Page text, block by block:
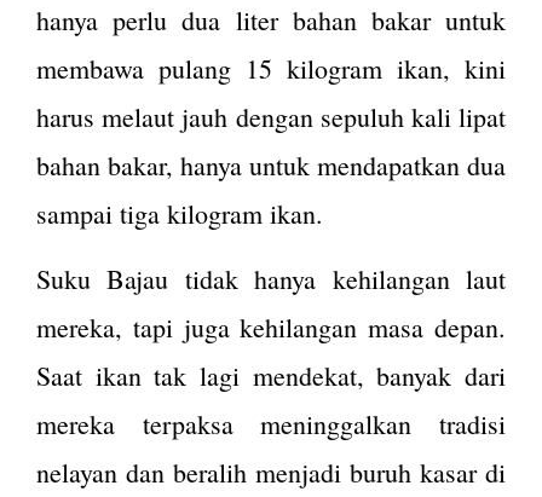
hanya perlu dua liter bahan bakar untuk
membawa pulang 15 kilogram ikan, kini
harus melaut jauh dengan sepuluh kali lipat
bahan bakar, hanya untuk mendapatkan dua
sampai tiga kilogram ikan.
Suku Bajau tidak hanya kehilangan laut
mereka, tapi juga kehilangan masa depan.
Saat ikan tak lagi mendekat, banyak dari
mereka terpaksa meninggalkan tradisi
nelayan dan beralih menjadi buruh kasar di